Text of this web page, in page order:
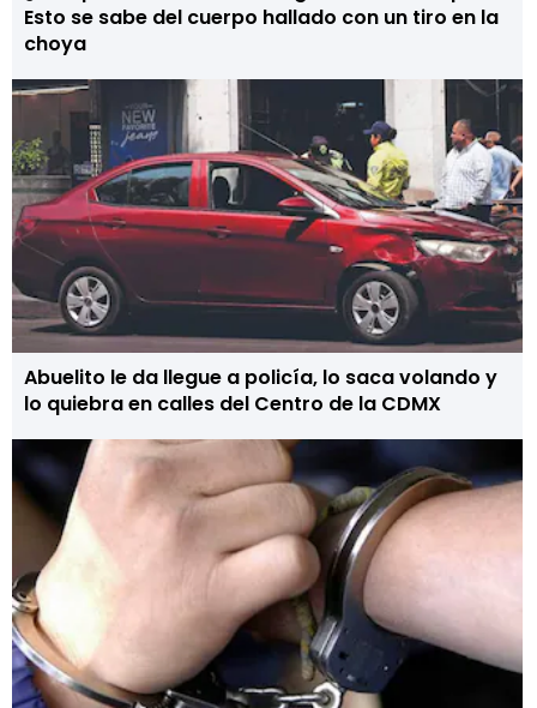
Esto se sabe del cuerpo hallado con un tiro en la
choya
Abuelito le da llegue a policía, lo saca volando y
lo quiebra en calles del Centro de la CDMX